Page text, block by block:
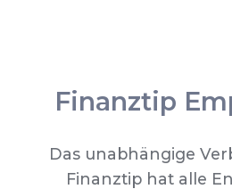
Finanztip
Das unabhängige
Finanztip hat alle